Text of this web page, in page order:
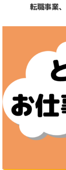
転職事業、